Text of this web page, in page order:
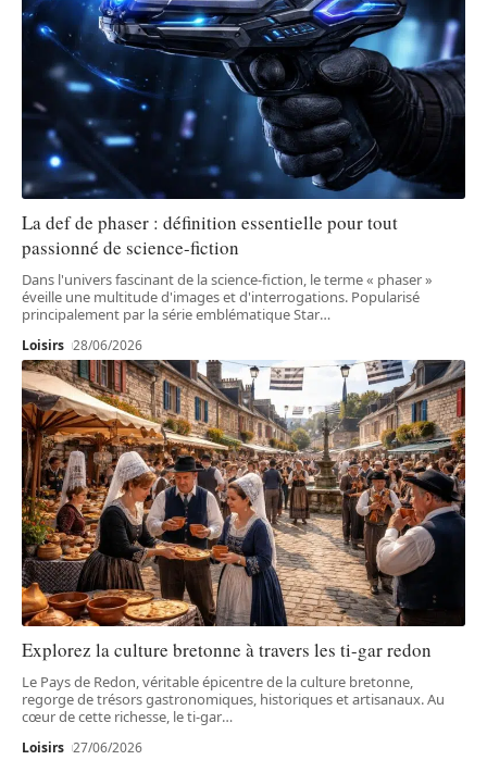
La def de phaser : définition essentielle pour tout
passionné de science-fiction
Dans l'univers fascinant de la science-fiction, le terme « phaser »
éveille une multitude d'images et d'interrogations. Popularisé
principalement par la série emblématique Star…
Loisirs 28/06/2026
Explorez la culture bretonne à travers les ti-gar redon
Le Pays de Redon, véritable épicentre de la culture bretonne,
regorge de trésors gastronomiques, historiques et artisanaux. Au
cœur de cette richesse, le ti-gar…
Loisirs 27/06/2026